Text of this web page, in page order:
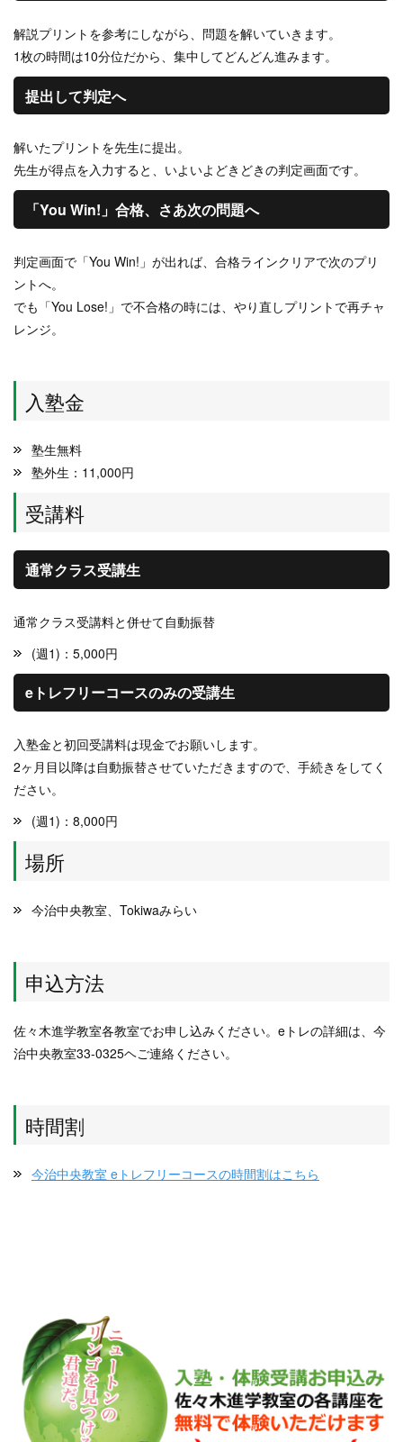
解説プリントを参考にしながら、問題を解いていきます。
1枚の時間は10分位だから、集中してどんどん進みます。
提出して判定へ
解いたプリントを先生に提出。
先生が得点を入力すると、いよいよどきどきの判定画面です。
「You Win!」合格、さあ次の問題へ
判定画面で「You Win!」が出れば、合格ラインクリアで次のプリ
ントへ。
でも「You Lose!」で不合格の時には、やり直しプリントで再チャ
レンジ。
入塾金
塾生無料
塾外生：11,000円
受講料
通常クラス受講生
通常クラス受講料と併せて自動振替
(週1)：5,000円
eトレフリーコースのみの受講生
入塾金と初回受講料は現金でお願いします。
2ヶ月目以降は自動振替させていただきますので、手続きをしてく
ださい。
(週1)：8,000円
場所
今治中央教室、Tokiwaみらい
申込方法
佐々木進学教室各教室でお申し込みください。eトレの詳細は、今
治中央教室33-0325ヘご連絡ください。
時間割
今治中央教室 eトレフリーコースの時間割はこちら